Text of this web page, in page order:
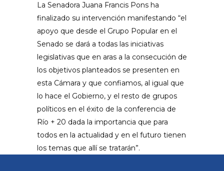
La Senadora Juana Francis Pons ha
finalizado su intervención manifestando “el
apoyo que desde el Grupo Popular en el
Senado se dará a todas las iniciativas
legislativas que en aras a la consecución de
los objetivos planteados se presenten en
esta Cámara y que confiamos, al igual que
lo hace el Gobierno, y el resto de grupos
políticos en el éxito de la conferencia de
Río + 20 dada la importancia que para
todos en la actualidad y en el futuro tienen
los temas que allí se tratarán”.